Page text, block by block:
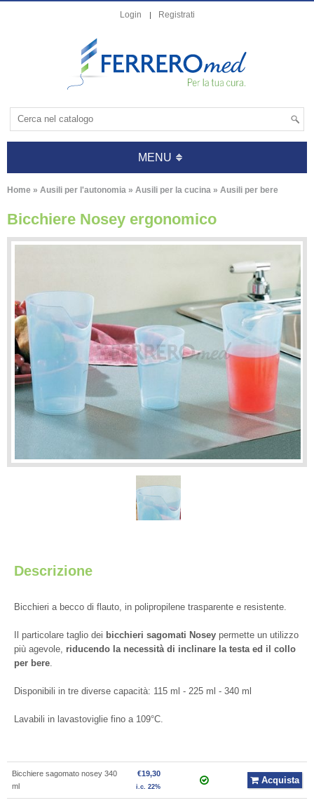
Login Registrati
MENU
Home » Ausili per l'autonomia » Ausili per la cucina » Ausili per bere
Bicchiere Nosey ergonomico
Descrizione
Bicchieri a becco di flauto, in polipropilene trasparente e resistente.
Il particolare taglio dei bicchieri sagomati Nosey permette un utilizzo
più agevole, riducendo la necessità di inclinare la testa ed il collo
per bere.
Disponibili in tre diverse capacità: 115 ml - 225 ml - 340 ml
Lavabili in lavastoviglie fino a 109°C.
Bicchiere sagomato nosey 340
ml
€19,30
i.c. 22%
Acquista